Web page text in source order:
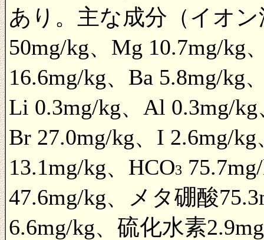
あり。主な成分（イオン
50mg/kg、Mg 10.7mg/kg
16.6mg/kg、Ba 5.8mg/kg
Li 0.3mg/kg、Al 0.3mg/
Br 27.0mg/kg、I 2.6mg/kg
13.1mg/kg、HCO3
47.6mg/kg、メタ硼酸
6.6mg/kg、硫化水素